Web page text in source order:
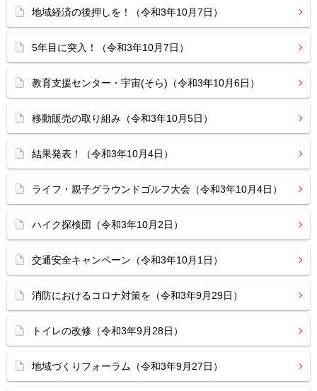
地域経済の後押しを！（令和3年10月7日）
5年目に突入！（令和3年10月7日）
教育支援センター・宇宙(そら)（令和3年10月6日）
移動販売の取り組み（令和3年10月5日）
結果発表！（令和3年10月4日）
ライフ・親子グラウンドゴルフ大会（令和3年10月4日）
ハイク探検団（令和3年10月2日）
交通安全キャンペーン（令和3年10月1日）
消防におけるコロナ対策を（令和3年9月29日）
トイレの改修（令和3年9月28日）
地域づくりフォーラム（令和3年9月27日）